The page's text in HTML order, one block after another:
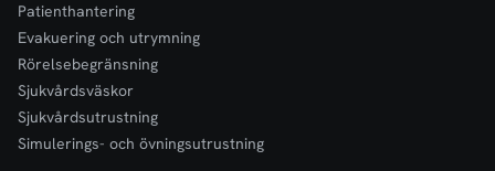
Patienthantering
Evakuering och utrymning
Rörelsebegränsning
Sjukvårdsväskor
Sjukvårdsutrustning
Simulerings- och övningsutrustning